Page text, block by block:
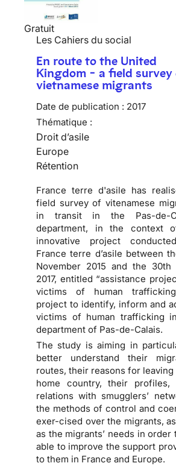
Gratuit
Les Cahiers du social
En route to the United
Kingdom - a field survey
vietnamese migrants
Date de publication : 2017
Thématique :
Droit d’asile
Europe
Rétention
France terre d'asile has
field survey of vitenamese
in transit in the Pas-de-
department, in the context
innovative project
France terre d’asile between
November 2015 and the 30th
2017, entitled “assistance
victims of human
project to identify, inform and
victims of human trafficking
department of Pas-de-Calais.
The study is aiming in
better understand their
routes, their reasons for
home country, their profiles,
relations with smugglers’
the methods of control and
exer-cised over the migrants,
as the migrants’ needs in order
able to improve the support
to them in France and Europe.